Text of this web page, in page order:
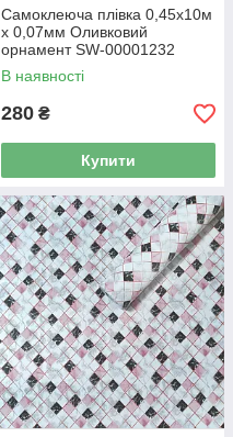
Самоклеюча плівка 0,45х10м
х 0,07мм Оливковий
орнамент SW-00001232
В наявності
280 ₴
Купити